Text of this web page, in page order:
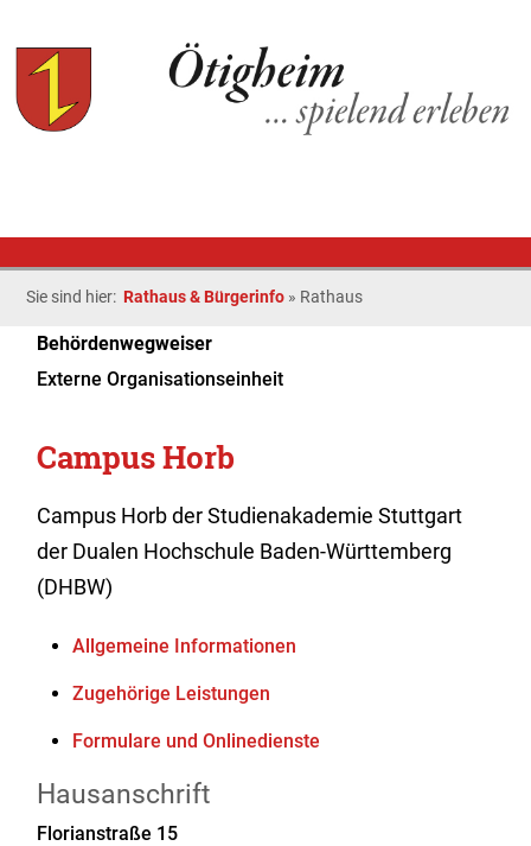
Sie sind hier: Rathaus & Bürgerinfo » Rathaus
Behördenwegweiser
Externe Organisationseinheit
Campus Horb
Campus Horb der Studienakademie Stuttgart
der Dualen Hochschule Baden-Württemberg
(DHBW)
Allgemeine Informationen
Zugehörige Leistungen
Formulare und Onlinedienste
Hausanschrift
Florianstraße 15